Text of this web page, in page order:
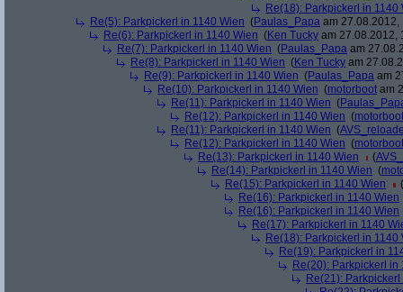
Re(18): Parkpickerl in 1140
Re(5): Parkpickerl in 1140 Wien (Paulas_Papa am 27.08.2012,
Re(6): Parkpickerl in 1140 Wien (Ken Tucky am 27.08.2012,
Re(7): Parkpickerl in 1140 Wien (Paulas_Papa am
Re(8): Parkpickerl in 1140 Wien (Ken Tucky am
Re(9): Parkpickerl in 1140 Wien (Paulas_Papa am
Re(10): Parkpickerl in 1140 Wien (motorboot am
Re(11): Parkpickerl in 1140 Wien (
Re(12): Parkpickerl in 1140 Wien (motorboot
Re(11): Parkpickerl in 1140 Wien (
Re(12): Parkpickerl in 1140 Wien (motorboot
Re(13): Parkpickerl in 1140 Wien
(
Re(14): Parkpickerl in 1140 Wien (
Re(15): Parkpickerl in 1140 Wien
(
Re(16): Parkpickerl in 1140 Wien
Re(16): Parkpickerl in 1140 Wien
Re(17): Parkpickerl in 1140
Re(18): Parkpickerl in 1140
Re(19): Parkpickerl in
Re(20): Parkpickerl in
Re(21):